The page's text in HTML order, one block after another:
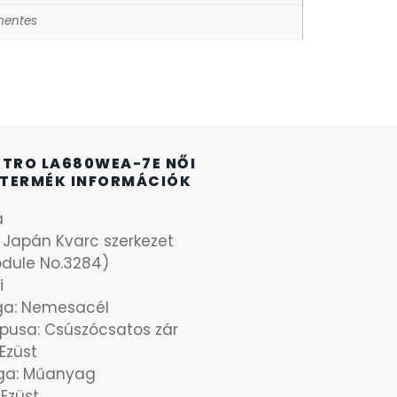
LA680WEA-7E NŐI
INFORMÁCIÓK
Japán Kvarc szerkezet
No.3284)
Nemesacél
Csúszócsatos zár
Műanyag